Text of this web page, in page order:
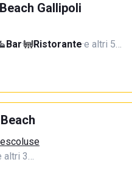
Gallipoli
Bar· Ristorante·e altri 5…
altri 3…